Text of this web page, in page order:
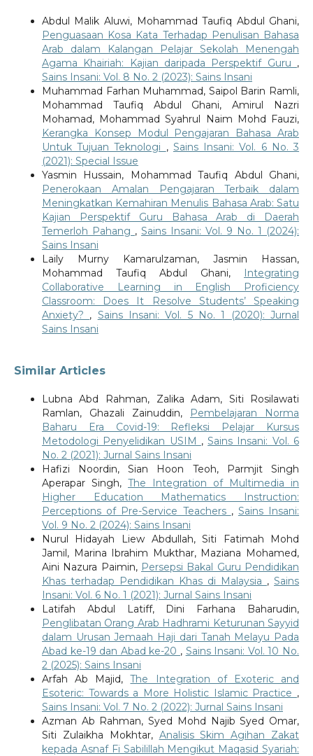
Abdul Malik Aluwi, Mohammad Taufiq Abdul Ghani,
Penguasaan Kosa Kata Terhadap Penulisan Bahasa
Arab dalam Kalangan Pelajar Sekolah Menengah
Agama Khairiah: Kajian daripada Perspektif Guru ,
Sains Insani: Vol. 8 No. 2 (2023): Sains Insani
Muhammad Farhan Muhammad, Saipol Barin Ramli,
Mohammad Taufiq Abdul Ghani, Amirul Nazri
Mohamad, Mohammad Syahrul Naim Mohd Fauzi,
Kerangka Konsep Modul Pengajaran Bahasa Arab
Untuk Tujuan Teknologi , Sains Insani: Vol. 6 No. 3
(2021): Special Issue
Yasmin Hussain, Mohammad Taufiq Abdul Ghani,
Penerokaan Amalan Pengajaran Terbaik dalam
Meningkatkan Kemahiran Menulis Bahasa Arab: Satu
Kajian Perspektif Guru Bahasa Arab di Daerah
Temerloh Pahang , Sains Insani: Vol. 9 No. 1 (2024):
Sains Insani
Laily Murny Kamarulzaman, Jasmin Hassan,
Mohammad Taufiq Abdul Ghani,
Integrating
Collaborative Learning in English Proficiency
Classroom: Does It Resolve Students’ Speaking
Anxiety? , Sains Insani: Vol. 5 No. 1 (2020): Jurnal
Sains Insani
Similar Articles
Lubna Abd Rahman, Zalika Adam, Siti Rosilawati
Ramlan, Ghazali Zainuddin,
Pembelajaran Norma
Baharu Era Covid-19: Refleksi Pelajar Kursus
Metodologi Penyelidikan USIM ,Sains Insani: Vol. 6
No. 2 (2021): Jurnal Sains Insani
Hafizi Noordin, Sian Hoon Teoh, Parmjit Singh
Aperapar Singh, The Integration of Multimedia in
Higher Education Mathematics Instruction:
Perceptions of Pre-Service Teachers , Sains Insani:
Vol. 9 No. 2 (2024): Sains Insani
Nurul Hidayah Liew Abdullah, Siti Fatimah Mohd
Jamil, Marina Ibrahim Mukthar, Maziana Mohamed,
Aini Nazura Paimin, Persepsi Bakal Guru Pendidikan
Khas terhadap Pendidikan Khas di Malaysia ,Sains
Insani: Vol. 6 No. 1 (2021): Jurnal Sains Insani
Latifah Abdul Latiff, Dini Farhana Baharudin,
Penglibatan Orang Arab Hadhrami Keturunan Sayyid
dalam Urusan Jemaah Haji dari Tanah Melayu Pada
Abad ke-19 dan Abad ke-20 , Sains Insani: Vol. 10 No.
2 (2025): Sains Insani
Arfah Ab Majid,The Integration of Exoteric and
Esoteric: Towards a More Holistic Islamic Practice ,
Sains Insani: Vol. 7 No. 2 (2022): Jurnal Sains Insani
Azman Ab Rahman, Syed Mohd Najib Syed Omar,
Siti Zulaikha Mokhtar, Analisis Skim Agihan Zakat
kepada Asnaf Fi Sabilillah Mengikut Maqasid Syariah: